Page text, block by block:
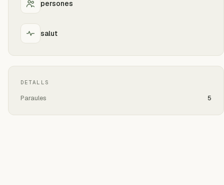
persones
salut
DETALLS
Paraules 5